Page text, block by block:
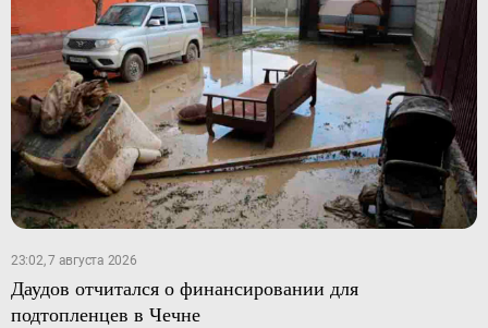
23:02, 7 августа 2026
Даудов отчитался о финансировании для
подтопленцев в Чечне